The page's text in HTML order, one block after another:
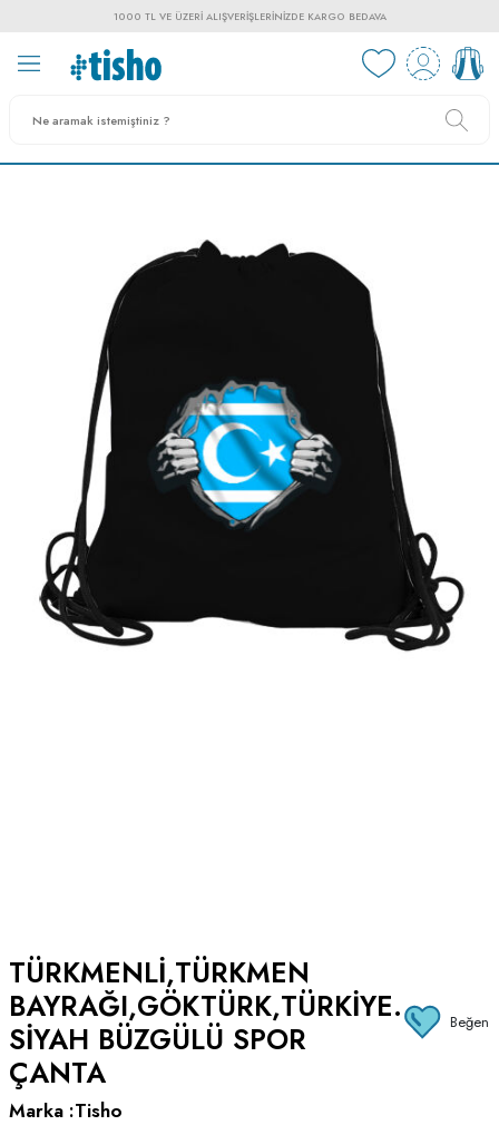
1000 TL VE ÜZERI ALIŞVERIŞLERINIZDE KARGO BEDAVA
TÜRKMENLI,TÜRKMEN
BAYRAĞI,GÖKTÜRK,TÜRKIYE.
SIYAH BÜZGÜLÜ SPOR
ÇANTA
Beğen
Marka :Tisho